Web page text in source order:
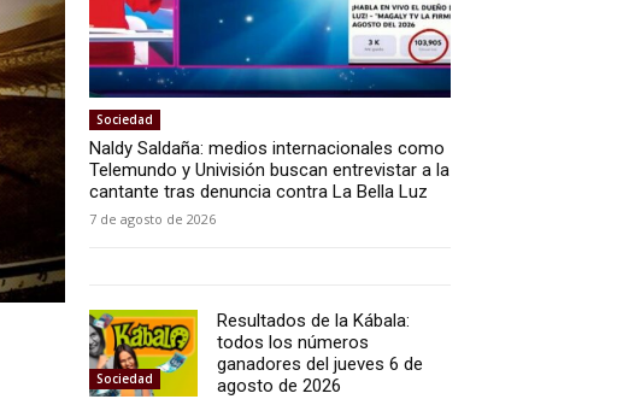
Sociedad
Naldy Saldaña: medios internacionales como
Telemundo y Univisión buscan entrevistar a la
cantante tras denuncia contra La Bella Luz
7 de agosto de 2026
Sociedad
Resultados de la Kábala:
todos los números
ganadores del jueves 6 de
agosto de 2026